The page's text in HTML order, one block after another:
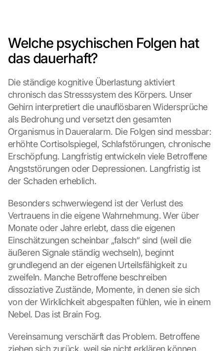
Welche psychischen Folgen hat
das dauerhaft?
Die ständige kognitive Überlastung aktiviert
chronisch das Stresssystem des Körpers. Unser
Gehirn interpretiert die unauflösbaren Widersprüche
als Bedrohung und versetzt den gesamten
Organismus in Daueralarm. Die Folgen sind messbar:
erhöhte Cortisolspiegel, Schlafstörungen, chronische
Erschöpfung. Langfristig entwickeln viele Betroffene
Angststörungen oder Depressionen. Langfristig ist
der Schaden erheblich.
Besonders schwerwiegend ist der Verlust des
Vertrauens in die eigene Wahrnehmung. Wer über
Monate oder Jahre erlebt, dass die eigenen
Einschätzungen scheinbar „falsch“ sind (weil die
äußeren Signale ständig wechseln), beginnt
grundlegend an der eigenen Urteilsfähigkeit zu
zweifeln. Manche Betroffene beschreiben
dissoziative Zustände, Momente, in denen sie sich
von der Wirklichkeit abgespalten fühlen, wie in einem
Nebel. Das ist Brain Fog.
Vereinsamung verschärft das Problem. Betroffene
ziehen sich zurück, weil sie nicht erklären können,